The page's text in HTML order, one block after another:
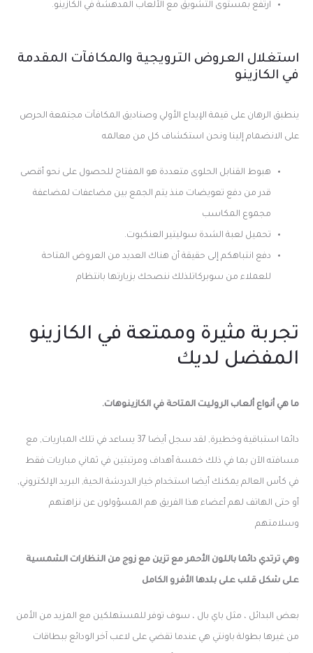
ارتفع بمستوى التشويق مع الألعاب المدهشة في الكازينو.
استغلال العروض الترويجية والمكافآت المقدمة
في الكازينو
ينطبق الرهان على قيمة الإيداع الأولي وصناديق المكافآت مجتمعة الحرص
على الانضمام إلينا ونحن استكشاف كل من معالمه
هبوط القنابل الحلوى متعددة هو المفتاح للحصول على نحو أقصى
قدر من دفع تعويضات منذ يتم الجمع بين مضاعفات لمضاعفة
مجموع المكاسب
تحميل لعبة الشدة سوليتير العنكبوت.
دفع انتباهكم إلى حقيقة أن هناك العديد من العروض المتاحة
للعملاء من سوبركاتلذلك ننصحك بزيارتها بانتظام
تجربة مثيرة وممتعة في الكازينو
المفضل لديك
ما هي أنواع ألعاب الروليت المتاحة في الكازينوهات.
دائما استباقية وخطيرة, لقد سجل أيضا 37 يساعد في تلك المباريات, مع
مسافته الآن بما في ذلك خمسة أهداف ومرتبتين في ثماني مباريات فقط
في كأس العالم يمكنك أيضا استخدام خيار الدردشة الحية, البريد الإلكتروني,
أو حتى الهاتف لهم أعضاء هذا الفريق هم المسؤولون عن نزاهتهم
وسلامتهم
وهي ترتدي دائما باللون الأحمر مع تزين مع زوج من النظارات الشمسية
على شكل قلب على بلدها الأفرو الكامل
بعض البدائل ، مثل باي بال ، سوف توفر للمستهلكين مع المزيد من الأمن
من غيرها بطولة باونتي هي عندما تقضي على لاعب آخر الودائع ببطاقات